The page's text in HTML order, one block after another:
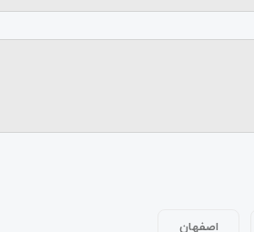
اصفهان